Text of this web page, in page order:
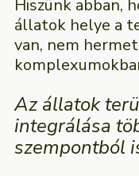
Hiszünk abban,
állatok helye a
van, nem
Az állatok
integrálása
szempontból